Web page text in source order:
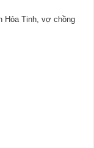
Hỏa Tinh, vợ chồng